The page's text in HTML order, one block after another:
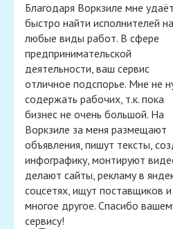
Благодаря Воркзиле мне
быстро найти исполнителей на
любые виды работ. В сфере
предпринимательской
деятельности, ваш сервис
отличное подспорье. Мне не
содержать рабочих, т.к. пока
бизнес не очень большой. На
Воркзиле за меня размещают
объявления, пишут тексты,
инфографику, монтируют
делают сайты, рекламу в
соцсетях, ищут поставщиков и
многое другое. Спасибо
сервису!